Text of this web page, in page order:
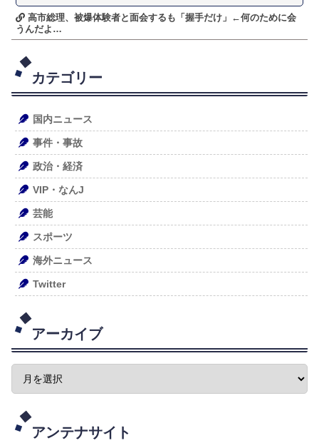
高市総理、被爆体験者と面会するも「握手だけ」←何のために会
うんだよ…
カテゴリー
国内ニュース
事件・事故
政治・経済
VIP・なんJ
芸能
スポーツ
海外ニュース
Twitter
アーカイブ
アンテナサイト